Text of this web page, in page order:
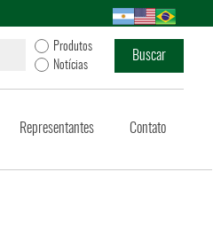
Produtos
Notícias
Representantes Contato